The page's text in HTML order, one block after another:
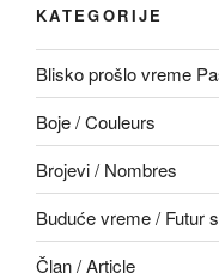
KATEGORIJE
Blisko prošlo vreme
Boje / Couleurs
Brojevi / Nombres
Buduće vreme / Futur
Član / Article